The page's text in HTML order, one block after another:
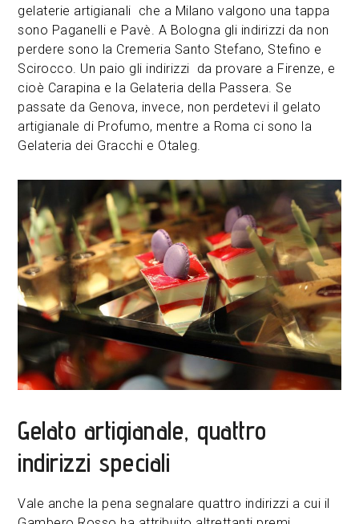
gelaterie artigianali che a Milano valgono una tappa
sono Paganelli e Pavè. A Bologna gli indirizzi da non
perdere sono la Cremeria Santo Stefano, Stefino e
Scirocco. Un paio gli indirizzi da provare a Firenze, e
cioè Carapina e la Gelateria della Passera. Se
passate da Genova, invece, non perdetevi il gelato
artigianale di Profumo, mentre a Roma ci sono la
Gelateria dei Gracchi e Otaleg.
Gelato artigianale, quattro
indirizzi speciali
Vale anche la pena segnalare quattro indirizzi a cui il